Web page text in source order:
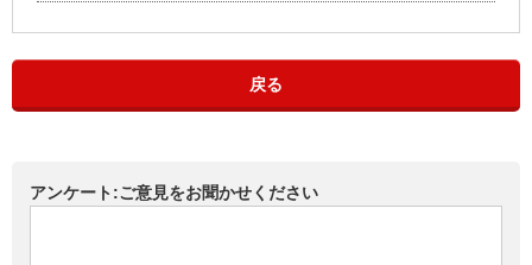
戻る
アンケート:ご意見をお聞かせください